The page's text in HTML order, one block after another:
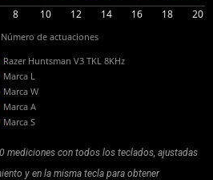
8 10 12 14 16 18 20
Razer Huntsman V3 TKL 8KHz
Marca L
Marca W
Marca A
Marca S
Número de actuaciones
mediciones con todos los teclados, ajustadas
y en la misma tecla para obtener